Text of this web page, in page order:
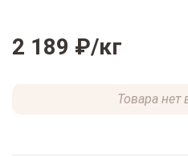
2 189 ₽/кг
Товара нет